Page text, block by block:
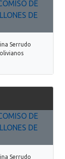
Serrudo
Serrudo